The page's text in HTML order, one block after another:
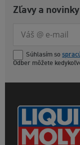
Zľavy a
Súhlasím so
Odber môžete